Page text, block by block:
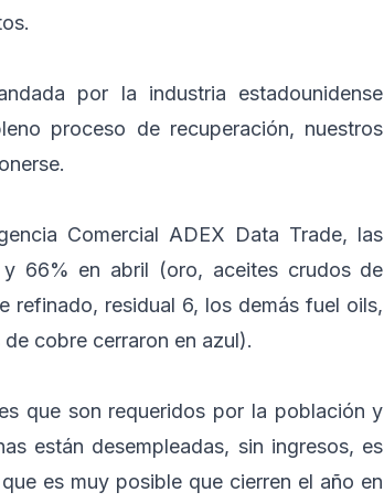
por la industria estadounidense
proceso de recuperación, nuestros
Comercial ADEX Data Trade, las
y 66% en abril (oro, aceites crudos de
residual 6, los demás fuel oils,
cobre cerraron en azul).
que son requeridos por la población y
están desempleadas, sin ingresos, es
es muy posible que cierren el año en